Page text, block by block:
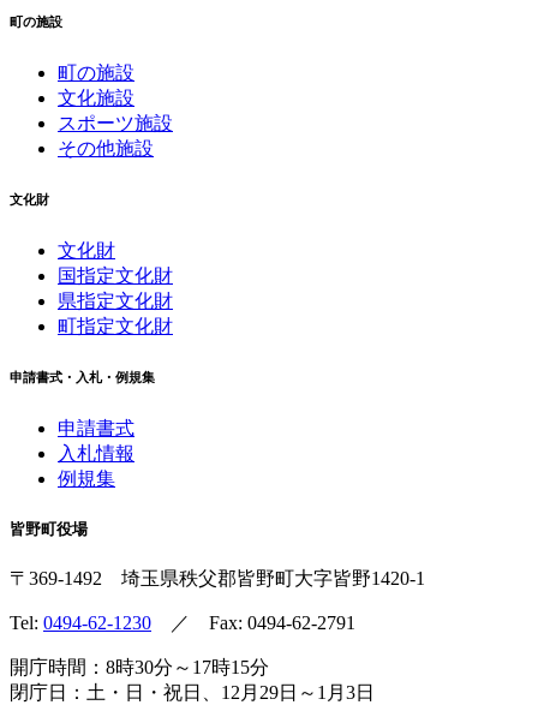
町の施設
町の施設
文化施設
スポーツ施設
その他施設
文化財
文化財
国指定文化財
県指定文化財
町指定文化財
申請書式・入札・例規集
申請書式
入札情報
例規集
皆野町役場
〒369-1492 埼玉県秩父郡皆野町 大字皆野1420-1
Tel: 0494-62-1230 ／ Fax: 0494-62-2791
開庁時間：8時30分～17時15分
閉庁日：土・日・祝日、12月29日～1月3日